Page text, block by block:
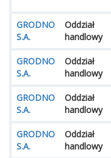
GRODNO
S.A.
Oddział
handlowy
GRODNO
S.A.
Oddział
handlowy
GRODNO
S.A.
Oddział
handlowy
GRODNO
S.A.
Oddział
handlowy